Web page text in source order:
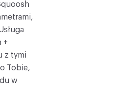
+
z tymi
Tobie,
w